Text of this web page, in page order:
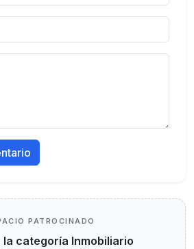
PATROCINADO
la categoría Inmobiliario